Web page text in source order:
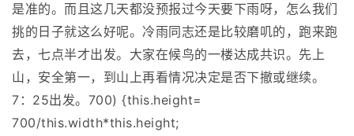
是准的。而且这几天都没预报过今天要下雨呀，怎么我们
挑的日子就这么好呢。冷雨同志还是比较磨叽的，跑来跑
去，七点半才出发。大家在候鸟的一楼达成共识。先上
山，安全第一，到山上再看情况决定是否下撤或继续。
7：25出发。700) {this.height=
700/this.width*this.height;